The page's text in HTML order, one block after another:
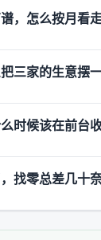
，怎么按月看
三家的生意摆
时候该在前台
找零总差几十